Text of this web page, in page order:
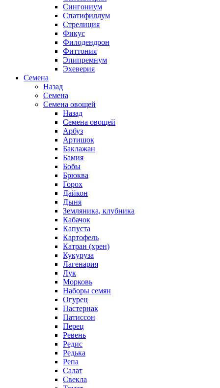
Сингониум
Спатифиллум
Стрелиция
Фикус
Филодендрон
Фиттония
Эпипремнум
Эхеверия
Семена
Назад
Семена
Семена овощей
Назад
Семена овощей
Арбуз
Артишок
Баклажан
Бамия
Бобы
Брюква
Горох
Дайкон
Дыня
Земляника, клубника
Кабачок
Капуста
Картофель
Катран (хрен)
Кукуруза
Лагенария
Лук
Морковь
Наборы семян
Огурец
Пастернак
Патиссон
Перец
Ревень
Редис
Редька
Репа
Салат
Свекла